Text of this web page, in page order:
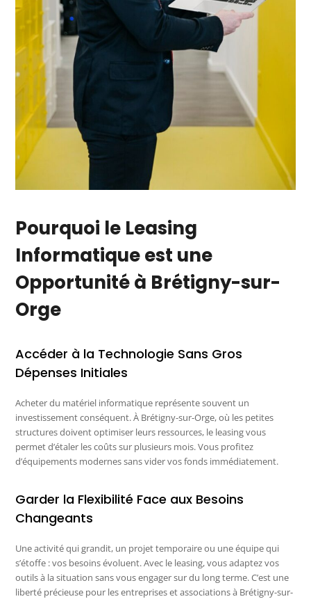
Pourquoi le Leasing
Informatiqueest une
Opportunité à Brétigny-sur-
Orge
Accéder à la Technologie Sans Gros
Dépenses Initiales
Acheter du matériel informatique représente souvent un
investissement conséquent. À Brétigny-sur-Orge, où les petites
structures doivent optimiser leurs ressources, le leasing vous
permet d’étaler les coûts sur plusieurs mois. Vous profitez
d’équipements modernes sans vider vos fonds immédiatement.
Garder la Flexibilité Face aux Besoins
Changeants
Une activité qui grandit, un projet temporaire ou une équipe qui
s’étoffe : vos besoins évoluent. Avec le leasing, vous adaptez vos
outils à la situation sans vous engager sur du long terme. C’est une
liberté précieuse pour les entreprises et associations à Brétigny-sur-